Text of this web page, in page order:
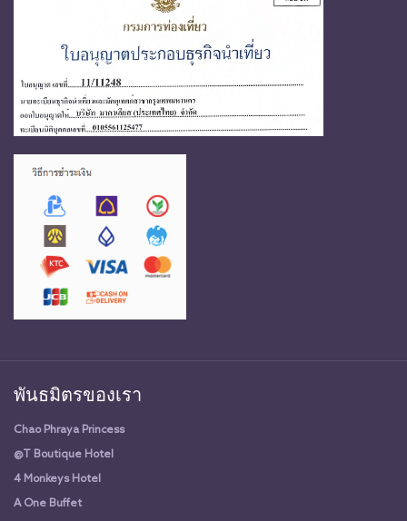
พันธมิตรของเรา
Chao Phraya Princess
@T Boutique Hotel
4 Monkeys Hotel
A One Buffet